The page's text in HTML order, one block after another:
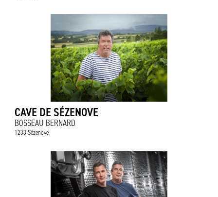
CAVE DE SÉZENOVE
BOSSEAU BERNARD
1233 Sézenove